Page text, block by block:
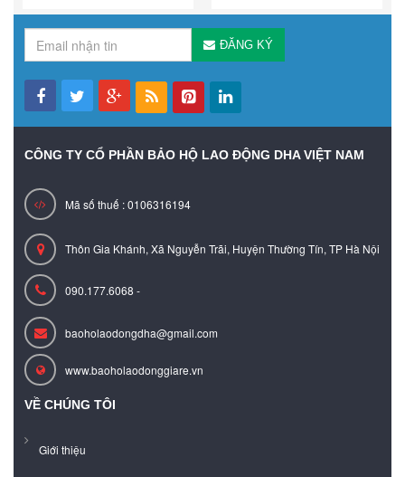
ĐĂNG KÝ
CÔNG TY CỔ PHẦN BẢO HỘ LAO ĐỘNG DHA VIỆT NAM
Mã số thuế : 0106316194
Thôn Gia Khánh, Xã Nguyễn Trãi, Huyện Thường Tín, TP Hà Nội
090.177.6068 -
baoholaodongdha@gmail.com
www.baoholaodonggiare.vn
VỀ CHÚNG TÔI
Giới thiệu